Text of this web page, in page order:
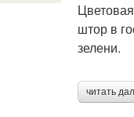
штор в
зелени.
читать